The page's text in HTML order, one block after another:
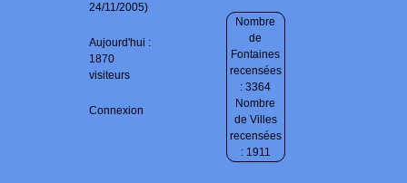
24/11/2005)
Aujourd'hui :
1870
visiteurs
Connexion
Nombre
de
Fontaines
recensées
: 3364
Nombre
de Villes
recensées
: 1911